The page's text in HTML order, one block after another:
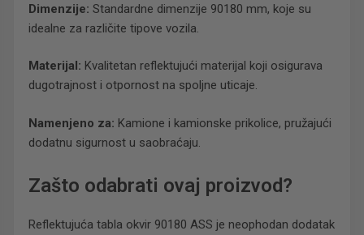
Dimenzije: Standardne dimenzije 90180 mm, koje su
idealne za različite tipove vozila.
Materijal: Kvalitetan reflektujući materijal koji osigurava
dugotrajnost i otpornost na spoljne uticaje.
Namenjeno za: Kamione i kamionske prikolice, pružajući
dodatnu sigurnost u saobraćaju.
Zašto odabrati ovaj proizvod?
Reflektujuća tabla okvir 90180 ASS je neophodan dodatak